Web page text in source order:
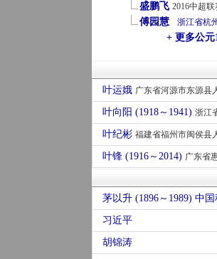
盛鹏飞 2016中超
傅园慧 浙江省杭
+ 更多公元
叶运娥 广东省河源市东源县
叶向阳 (1918～1941) 浙江
叶纪彬 福建省福州市闽侯县
叶锋 (1916～2014) 广东省
习近平
胡锦涛